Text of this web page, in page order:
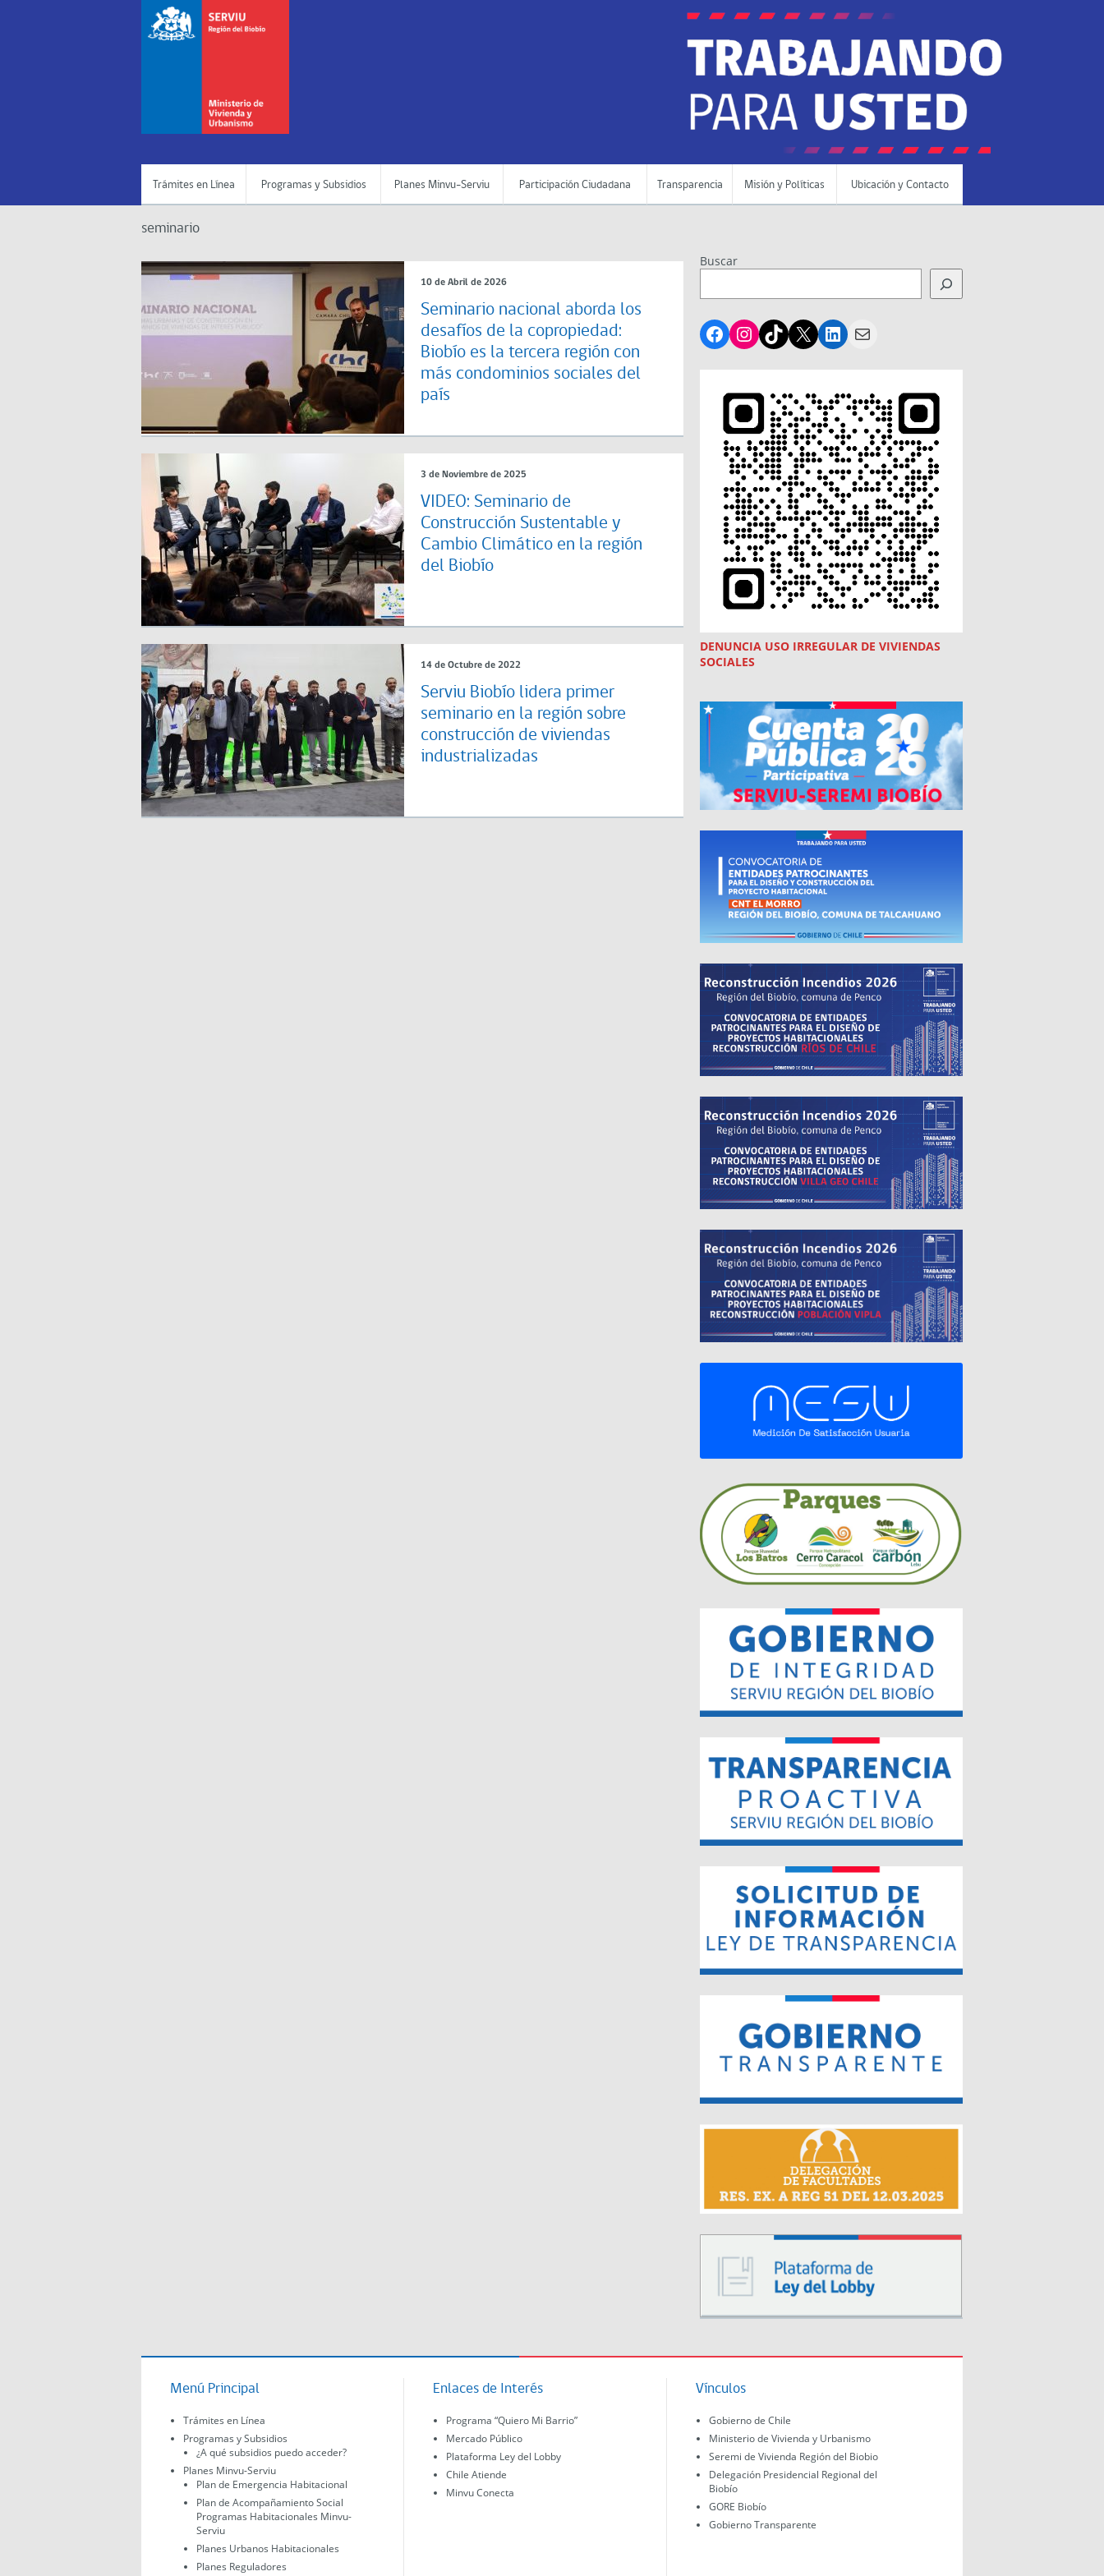
Trámites en Línea Programas y Subsidios Planes Minvu-Serviu Participación Ciudadana Transparencia Misión y Políticas Ubicación y Contacto
seminario
10 de Abril de 2026
Seminario nacional aborda los
desafíos de la copropiedad:
Biobío es la tercera región con
más condominios sociales del
país
3 de Noviembre de 2025
VIDEO: Seminario de
Construcción Sustentable y
Cambio Climático en la región
del Biobío
14 de Octubre de 2022
Serviu Biobío lidera primer
seminario en la región sobre
construcción de viviendas
industrializadas
Buscar
Facebook
Instagram
TikTok
X LinkedIn
Mail
DENUNCIA USO IRREGULAR DE VIVIENDAS
SOCIALES
Menú Principal
Trámites en Línea
Programas y Subsidios
¿A qué subsidios puedo acceder?
Planes Minvu-Serviu
Plan de Emergencia Habitacional
Plan de Acompañamiento Social
Programas Habitacionales Minvu-
Serviu
Planes Urbanos Habitacionales
Planes Reguladores
Enlaces de Interés
Programa “Quiero Mi Barrio”
Mercado Público
Plataforma Ley del Lobby
Chile Atiende
Minvu Conecta
Vínculos
Gobierno de Chile
Ministerio de Vivienda y Urbanismo
Seremi de Vivienda Región del Biobio
Delegación Presidencial Regional del
Biobío
GORE Biobío
Gobierno Transparente